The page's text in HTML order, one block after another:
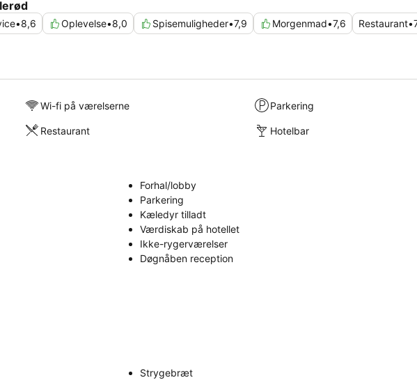
•8,6 Oplevelse•8,0 Spisemuligheder•7,9 Morgenmad•7,6 Restaurant•
Wi-fi på værelserne Parkering
Restaurant
Hotelbar
Forhal/lobby
Parkering
Kæledyr tilladt
Værdiskab på hotellet
Ikke-rygerværelser
Døgnåben reception
Strygebræt